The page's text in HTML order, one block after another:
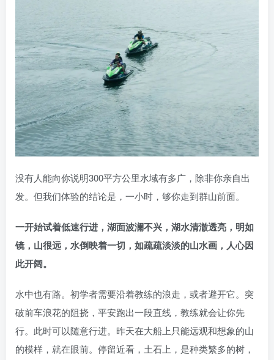
没有人能向你说明300平方公里水域有多广，除非你亲自出
发。但我们体验的结论是，一小时，够你走到群山前面。
一开始试着低速行进，湖面波澜不兴，湖水清澈透亮，明如
镜，山很远，水倒映着一切，如疏疏淡淡的山水画，人心因
此开阔。
水中也有路。初学者需要沿着教练的浪走，或者避开它。突
破前车浪花的阻挠，平安跑出一段直线，教练就会让你先
行。此时可以随意行进。昨天在大船上只能远观和想象的山
的模样，就在眼前。停留近看，土石上，是种类繁多的树，